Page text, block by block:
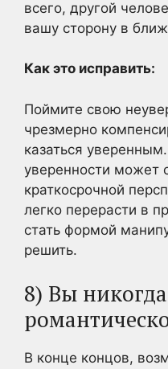
всего, другой
вашу сторону в
Как это исправить:
Поймите свою
чрезмерно
казаться
уверенности может
краткосрочной
легко перерасти в
стать формой
решить.
8) Вы
В конце концов,